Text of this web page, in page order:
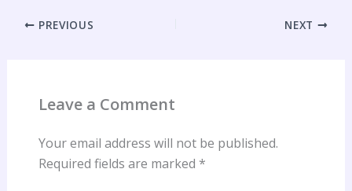
PREVIOUS NEXT
Leave a Comment
Your email address will not be published.
Required fields are marked *